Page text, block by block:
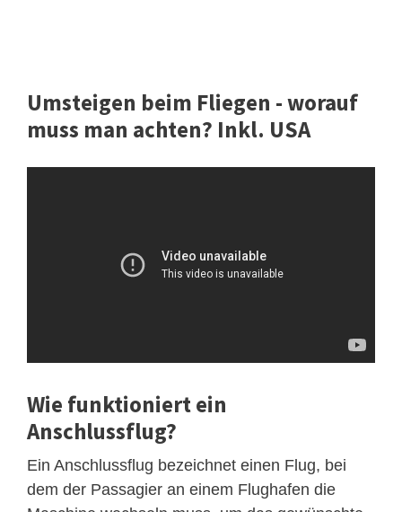
Umsteigen beim Fliegen - worauf
muss man achten? Inkl. USA
Wie funktioniert ein
Anschlussflug?
Ein Anschlussflug bezeichnet einen Flug, bei
dem der Passagier an einem Flughafen die